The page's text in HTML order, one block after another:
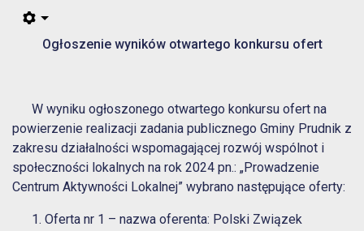
Ogłoszenie wyników otwartego konkursu ofert
W wyniku ogłoszonego otwartego konkursu ofert na
powierzenie realizacji zadania publicznego Gminy Prudnik z
zakresu działalności wspomagającej rozwój wspólnot i
społeczności lokalnych na rok 2024 pn.: „Prowadzenie
Centrum Aktywności Lokalnej” wybrano następujące oferty:
Oferta nr 1 – nazwa oferenta: Polski Związek